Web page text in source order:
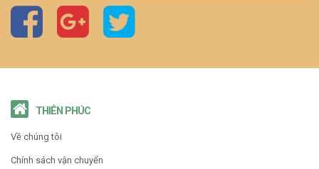
THIÊN PHÚC
Về chúng tôi
Chính sách vận chuyển